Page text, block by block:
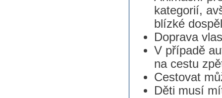
kategorií,
blízké
Doprava
V případě
na cestu
Cestovat
Děti musí